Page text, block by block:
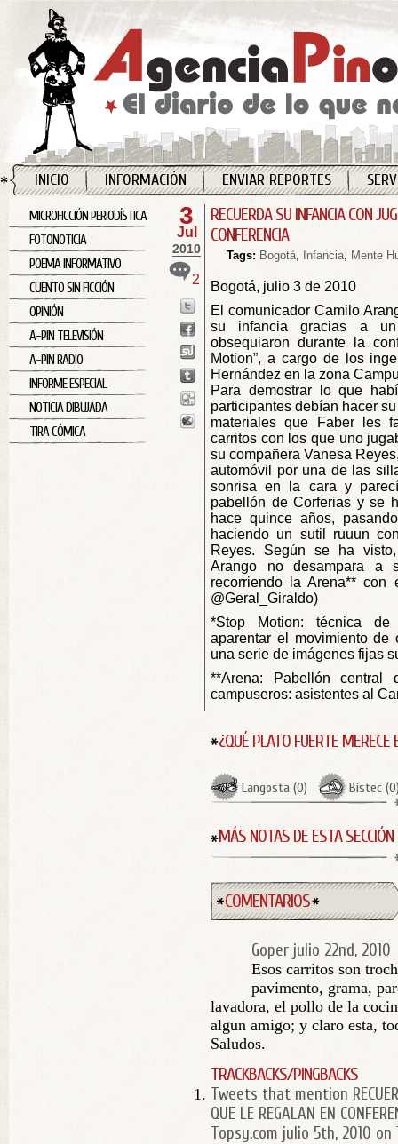
INICIO INFORMACIÓN ENVIAR REPORTES
MICROFICCIÓN PERIODÍSTICA
FOTONOTICIA
POEMA INFORMATIVO
CUENTO SIN FICCIÓN
OPINIÓN
A-PIN TELEVISIÓN
A-PIN RADIO
INFORME ESPECIAL
NOTICIA DIBUJADA
TIRA CÓMICA
3
Jul
2010
2
RECUERDA SU INFANCIA CON
CONFERENCIA
Tags: Bogotá, Infancia, Mente
Bogotá, julio 3 de 2010
El comunicador Camilo
su infancia gracias a
obsequiaron durante la
Motion”, a cargo de los
Hernández en la zona
Para demostrar lo que
participantes debían hacer
materiales que Faber les
carritos con los que uno
su compañera Vanesa
automóvil por una de las
sonrisa en la cara y
pabellón de Corferias y se
hace quince años,
haciendo un sutil ruuun
Reyes. Según se ha
Arango no desampara
recorriendo la Arena** con
@Geral_Giraldo)
*Stop Motion: técnica
aparentar el movimiento de
una serie de imágenes fijas
**Arena: Pabellón central
campuseros: asistentes al
¿QUÉ PLATO FUERTE MERECE
Langosta (0) Bistec (0
MÁS NOTAS DE ESTA SECCIÓN
COMENTARIOS
Goper julio 22nd, 2010
Esos carritos son
pavimento, grama,
lavadora, el pollo de la
algun amigo; y claro esta,
Saludos.
TRACKBACKS/PINGBACKS
Tweets that mention
QUE LE REGALAN EN
Topsy.com julio 5th, 2010 on